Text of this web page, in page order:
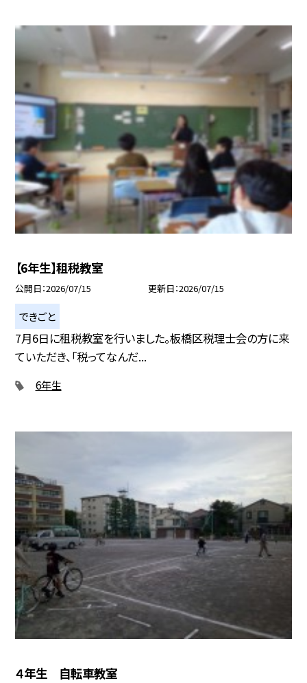
【6年生】租税教室
公開日 2026/07/15 更新日 2026/07/15
できごと
7月6日に租税教室を行いました。板橋区税理士会の方に来
ていただき、「税ってなんだ...
6年生
４年生 自転車教室